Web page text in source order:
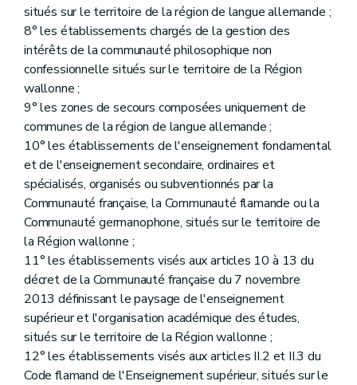
situés sur le territoire de la région de langue allemande ;
8° les établissements chargés de la gestion des
intérêts de la communauté philosophique non
confessionnelle situés sur le territoire de la Région
wallonne ;
9° les zones de secours composées uniquement de
communes de la région de langue allemande ;
10° les établissements de l'enseignement fondamental
et de l'enseignement secondaire, ordinaires et
spécialisés, organisés ou subventionnés par la
Communauté française, la Communauté flamande ou la
Communauté germanophone, situés sur le territoire de
la Région wallonne ;
11° les établissements visés aux articles 10 à 13 du
décret de la Communauté française du 7 novembre
2013 définissant le paysage de l'enseignement
supérieur et l'organisation académique des études,
situés sur le territoire de la Région wallonne ;
12° les établissements visés aux articles II.2 et II.3 du
Code flamand de l'Enseignement supérieur, situés sur le